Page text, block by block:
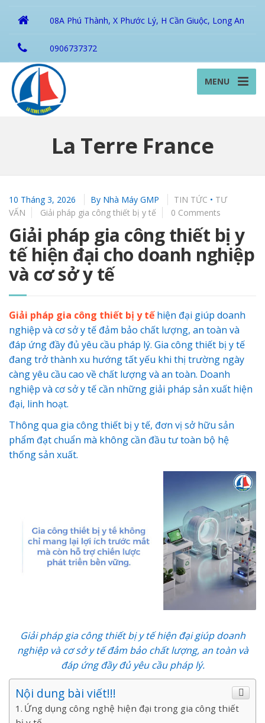
08A Phú Thành, X Phước Lý, H Cần Giuộc, Long An
0906737372
MENU
La Terre France
10 Tháng 3, 2026 By Nhà Máy GMP TIN TỨC • TƯ
VẤN
Giải pháp gia công thiết bị y tế 0 Comments
Giải pháp gia công thiết bị y
tế hiện đại cho doanh nghiệp
và cơ sở y tế
Giải pháp gia công thiết bị y tếhiện đại giúp doanh
nghiệp và cơ sở y tế đảm bảo chất lượng, an toàn và
đáp ứng đầy đủ yêu cầu pháp lý. Gia công thiết bị y tế
đang trở thành xu hướng tất yếu khi thị trường ngày
càng yêu cầu cao về chất lượng và an toàn. Doanh
nghiệp và cơ sở y tế cần những giải pháp sản xuất hiện
đại, linh hoạt.
Thông qua gia công thiết bị y tế, đơn vị sở hữu sản
phẩm đạt chuẩn mà không cần đầu tư toàn bộ hệ
thống sản xuất.
Giải pháp gia công thiết bị y tế hiện đại giúp doanh
nghiệp và cơ sở y tế đảm bảo chất lượng, an toàn và
đáp ứng đầy đủ yêu cầu pháp lý.
Nội dung bài viết!!!
Ứng dụng công nghệ hiện đại trong gia công thiết